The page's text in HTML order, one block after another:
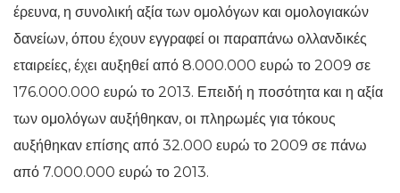
έρευνα, η συνολική αξία των ομολόγων και ομολογιακών
δανείων, όπου έχουν εγγραφεί οι παραπάνω ολλανδικές
εταιρείες, έχει αυξηθεί από 8.000.000 ευρώ το 2009 σε
176.000.000 ευρώ το 2013. Επειδή η ποσότητα και η αξία
των ομολόγων αυξήθηκαν, οι πληρωμές για τόκους
αυξήθηκαν επίσης από 32.000 ευρώ το 2009 σε πάνω
από 7.000.000 ευρώ το 2013.